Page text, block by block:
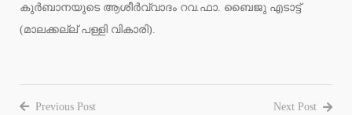
കുര്‍ബാനയുടെ ആശീര്‍വ്വാദം റവ.ഫാ. ബൈജു എടാട്ട്
(മാലക്കല്ല് പള്ളി വികാരി).
Previous Post Next Post